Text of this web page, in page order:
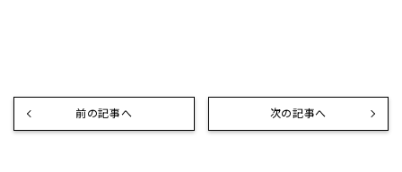
前の記事へ 次の記事へ